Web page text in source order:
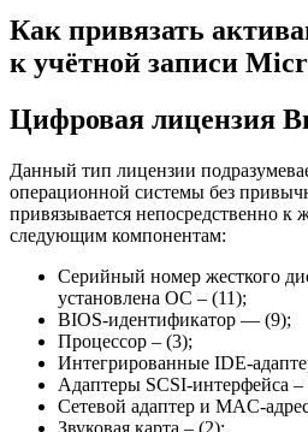
Как привязать
к учётной записи
Цифровая лицензия
Данный тип лицензии
операционной системы без
привязывается непосредственно к
следующим компонентам:
Серийный номер жесткого
установлена ОС – (11);
BIOS-идентификатор — (9);
Процессор – (3);
Интегрированные IDE-
Адаптеры SCSI-интерфейса –
Сетевой адаптер и MAC-
Звуковая карта – (2);